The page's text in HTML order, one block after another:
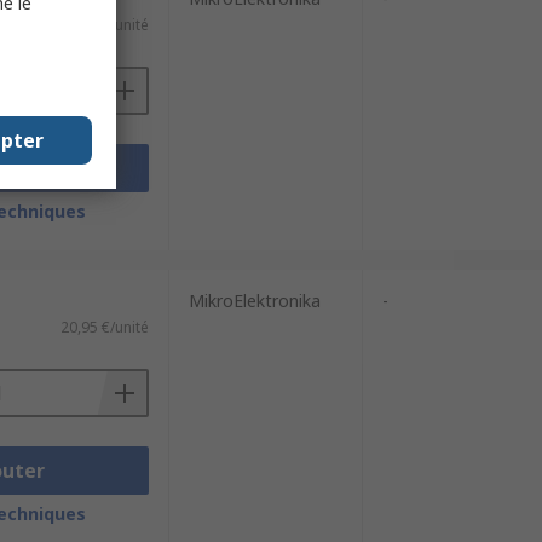
53,19 €/unité
20,95 €/unité
MikroElektronika -